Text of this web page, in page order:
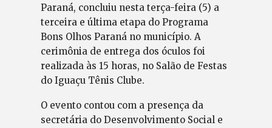
Paraná, concluiu nesta terça-feira (5) a
terceira e última etapa do Programa
Bons Olhos Paraná no município. A
cerimônia de entrega dos óculos foi
realizada às 15 horas, no Salão de Festas
do Iguaçu Tênis Clube.
O evento contou com a presença da
secretária do Desenvolvimento Social e